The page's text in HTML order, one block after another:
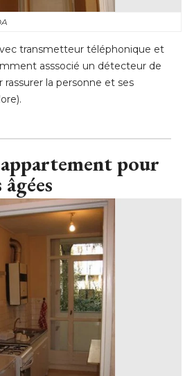
transmetteur téléphonique et
asssocié un détecteur de
la personne et ses
pour